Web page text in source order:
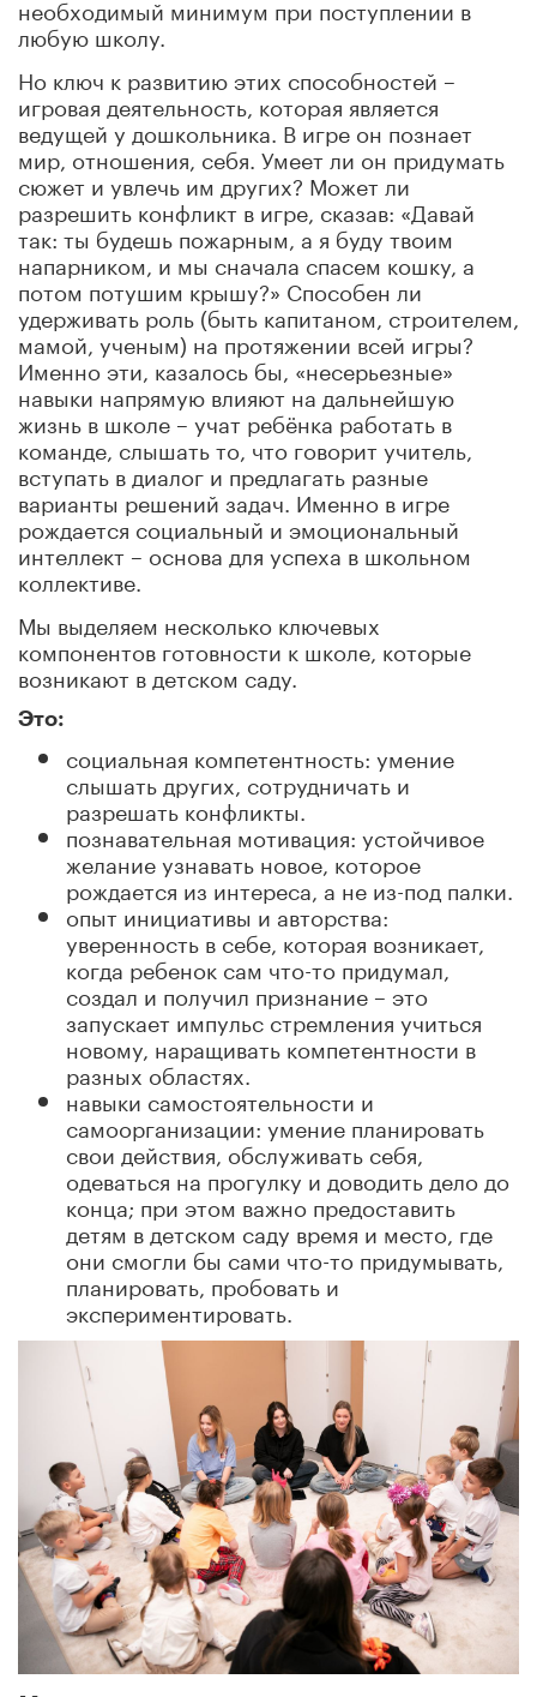
необходимый минимум при поступлении в
любую школу.
Но ключ к развитию этих способностей –
игровая деятельность, которая является
ведущей у дошкольника. В игре он познает
мир, отношения, себя. Умеет ли он придумать
сюжет и увлечь им других? Может ли
разрешить конфликт в игре, сказав: «Давай
так: ты будешь пожарным, а я буду твоим
напарником, и мы сначала спасем кошку, а
потом потушим крышу?» Способен ли
удерживать роль (быть капитаном, строителем,
мамой, ученым) на протяжении всей игры?
Именно эти, казалось бы, «несерьезные»
навыки напрямую влияют на дальнейшую
жизнь в школе – учат ребёнка работать в
команде, слышать то, что говорит учитель,
вступать в диалог и предлагать разные
варианты решений задач. Именно в игре
рождается социальный и эмоциональный
интеллект – основа для успеха в школьном
коллективе.
Мы выделяем несколько ключевых
компонентов готовности к школе, которые
возникают в детском саду.
Это:
социальная компетентность: умение
слышать других, сотрудничать и
разрешать конфликты.
познавательная мотивация: устойчивое
желание узнавать новое, которое
рождается из интереса, а не из-под палки.
опыт инициативы и авторства:
уверенность в себе, которая возникает,
когда ребенок сам что-то придумал,
создал и получил признание – это
запускает импульс стремления учиться
новому, наращивать компетентности в
разных областях.
навыки самостоятельности и
самоорганизации: умение планировать
свои действия, обслуживать себя,
одеваться на прогулку и доводить дело до
конца; при этом важно предоставить
детям в детском саду время и место, где
они смогли бы сами что-то придумывать,
планировать, пробовать и
экспериментировать.